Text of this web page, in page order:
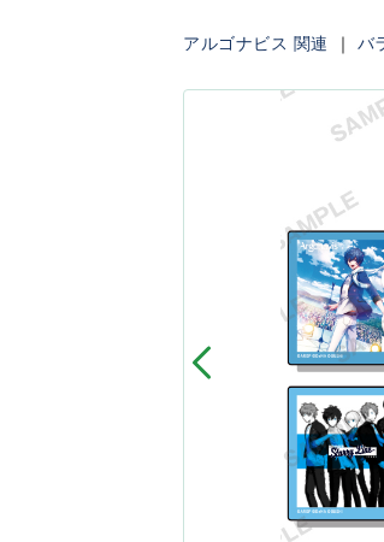
アルゴナビス 関連 ｜ バ